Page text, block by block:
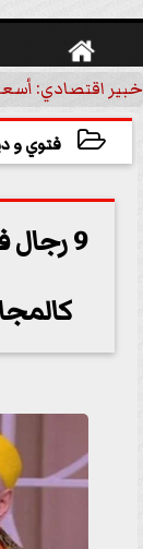

خبير اقتصادي:
فتوي و
9